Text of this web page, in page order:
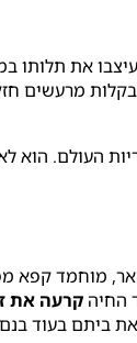
את תלותו
מרעשים
העולם. הוא
מוחמד קפא
החיהקרעה את
את ביתם בעוד